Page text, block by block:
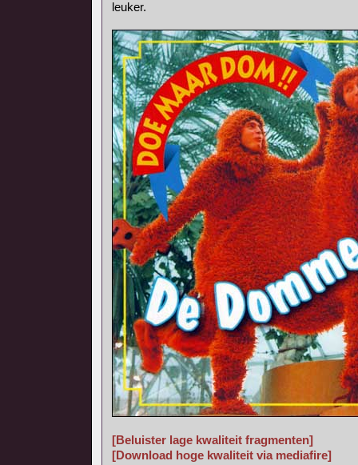
leuker.
[Beluister lage kwaliteit fragmenten]
[Download hoge kwaliteit via mediafire]